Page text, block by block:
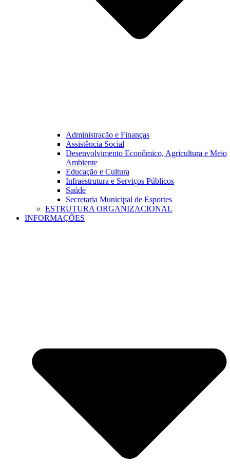
Administração e Finanças
Assistência Social
Desenvolvimento Econômico, Agricultura e Meio
Ambiente
Educação e Cultura
Infraestrutura e Serviços Públicos
Saúde
Secretaria Municipal de Esportes
ESTRUTURA ORGANIZACIONAL
INFORMAÇÕES